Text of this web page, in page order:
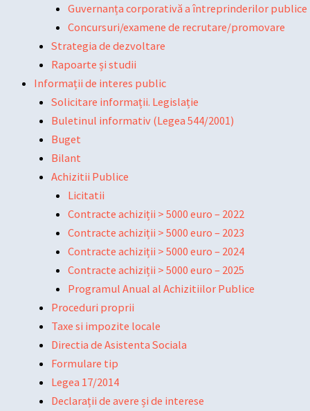
Guvernanța corporativă a întreprinderilor publice
Concursuri/examene de recrutare/promovare
Strategia de dezvoltare
Rapoarte și studii
Informații de interes public
Solicitare informații. Legislație
Buletinul informativ (Legea 544/2001)
Buget
Bilant
Achizitii Publice
Licitatii
Contracte achiziții > 5000 euro – 2022
Contracte achiziții > 5000 euro – 2023
Contracte achiziții > 5000 euro – 2024
Contracte achiziții > 5000 euro – 2025
Programul Anual al Achizitiilor Publice
Proceduri proprii
Taxe si impozite locale
Directia de Asistenta Sociala
Formulare tip
Legea 17/2014
Declarații de avere și de interese